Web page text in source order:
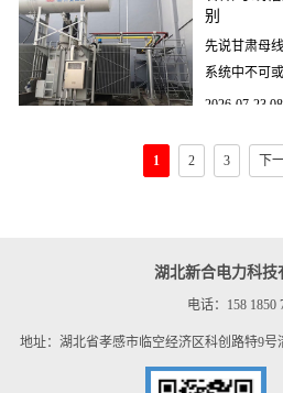
别
先说甘肃母
系统中不可
效、安全、
2026-07-23
1 2 3 下
湖北新合电力科技
电话：158 1850
地址：湖北省孝感市临空经济区科创路特9